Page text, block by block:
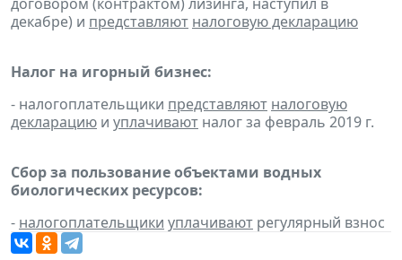
декабре) и представляют налоговую декларацию
Налог на игорный бизнес:
- налогоплательщики представляют налоговую
декларацию и уплачивают налог за февраль 2019 г.
Сбор за пользование объектами водных
биологических ресурсов:
- налогоплательщики уплачивают регулярный взнос